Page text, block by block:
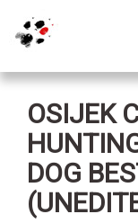
OSIJEK
DOG